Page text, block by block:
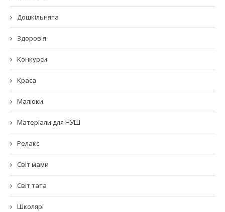
Дошкільнята
Здоров'я
Конкурси
Краса
Малюки
Матеріали для НУШ
Релакс
Світ мами
Світ тата
Школярі